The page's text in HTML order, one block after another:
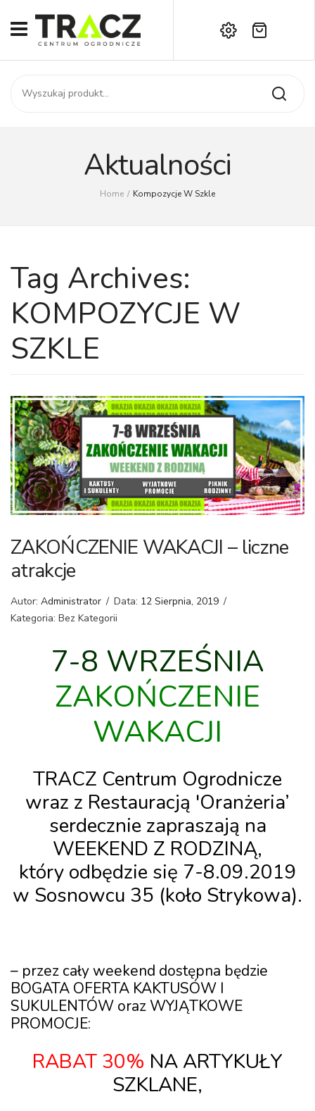
START
SKLEP
Kontakt
Brak produktów w koszyku.
Aktualności
Home / Kompozycje W Szkle
Tag Archives:
KOMPOZYCJE W
SZKLE
ZAKOŃCZENIE WAKACJI – liczne
atrakcje
Autor: Administrator / Data: 12 Sierpnia, 2019 /
Kategoria: Bez Kategorii
7-8 WRZEŚNIA
ZAKOŃCZENIE
WAKACJI
TRACZ Centrum Ogrodnicze
wraz z Restauracją 'Oranżeria’
serdecznie zapraszają na
WEEKEND Z RODZINĄ,
który odbędzie się 7-8.09.2019
w Sosnowcu 35 (koło Strykowa).
– przez cały weekend dostępna będzie
BOGATA OFERTA KAKTUSÓW I
SUKULENTÓW oraz WYJĄTKOWE
PROMOCJE:
RABAT 30% NA ARTYKUŁY
SZKLANE,